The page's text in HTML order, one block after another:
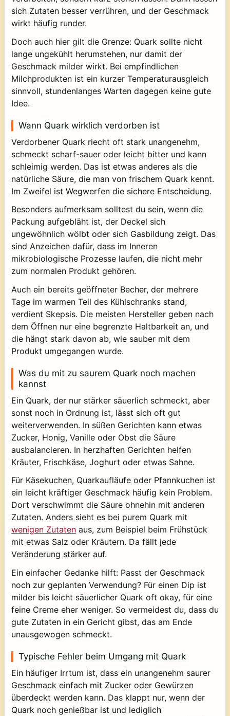
sich Zutaten besser verrühren, und der Geschmack
wirkt häufig runder.
Doch auch hier gilt die Grenze: Quark sollte nicht
lange ungekühlt herumstehen, nur damit der
Geschmack milder wirkt. Bei empfindlichen
Milchprodukten ist ein kurzer Temperaturausgleich
sinnvoll, stundenlanges Warten dagegen keine gute
Idee.
Wann Quark wirklich verdorben ist
Verdorbener Quark riecht oft stark unangenehm,
schmeckt scharf-sauer oder leicht bitter und kann
schleimig werden. Das ist etwas anderes als die
natürliche Säure, die man von frischem Quark kennt.
Im Zweifel ist Wegwerfen die sichere Entscheidung.
Besonders aufmerksam solltest du sein, wenn die
Packung aufgebläht ist, der Deckel sich
ungewöhnlich wölbt oder sich Gasbildung zeigt. Das
sind Anzeichen dafür, dass im Inneren
mikrobiologische Prozesse laufen, die nicht mehr
zum normalen Produkt gehören.
Auch ein bereits geöffneter Becher, der mehrere
Tage im warmen Teil des Kühlschranks stand,
verdient Skepsis. Die meisten Hersteller geben nach
dem Öffnen nur eine begrenzte Haltbarkeit an, und
die hängt stark davon ab, wie sauber mit dem
Produkt umgegangen wurde.
Was du mit zu saurem Quark noch machen
kannst
Ein Quark, der nur stärker säuerlich schmeckt, aber
sonst noch in Ordnung ist, lässt sich oft gut
weiterverwenden. In süßen Gerichten kann etwas
Zucker, Honig, Vanille oder Obst die Säure
ausbalancieren. In herzhaften Gerichten helfen
Kräuter, Frischkäse, Joghurt oder etwas Sahne.
Für Käsekuchen, Quarkaufläufe oder Pfannkuchen ist
ein leicht kräftiger Geschmack häufig kein Problem.
Dort verschwimmt die Säure ohnehin mit anderen
Zutaten. Anders sieht es bei purem Quark mit
wenigen Zutaten aus, zum Beispiel beim Frühstück
mit etwas Salz oder Kräutern. Da fällt jede
Veränderung stärker auf.
Ein einfacher Gedanke hilft: Passt der Geschmack
noch zur geplanten Verwendung? Für einen Dip ist
milder bis leicht säuerlicher Quark oft okay, für eine
feine Creme eher weniger. So vermeidest du, dass du
gute Zutaten in ein Gericht gibst, das am Ende
unausgewogen schmeckt.
Typische Fehler beim Umgang mit Quark
Ein häufiger Irrtum ist, dass ein unangenehm saurer
Geschmack einfach mit Zucker oder Gewürzen
überdeckt werden kann. Das klappt nur, wenn der
Quark noch genießbar ist und lediglich